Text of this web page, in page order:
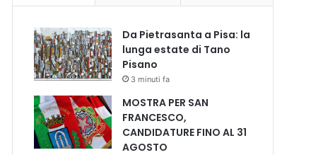
Da Pietrasanta a Pisa: la
lunga estate di Tano
Pisano
3 minuti fa
MOSTRA PER SAN
FRANCESCO,
CANDIDATURE FINO AL 31
AGOSTO